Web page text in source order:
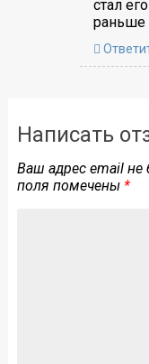
стал
раньше
Написать
Ваш адрес email не
поля помечены *